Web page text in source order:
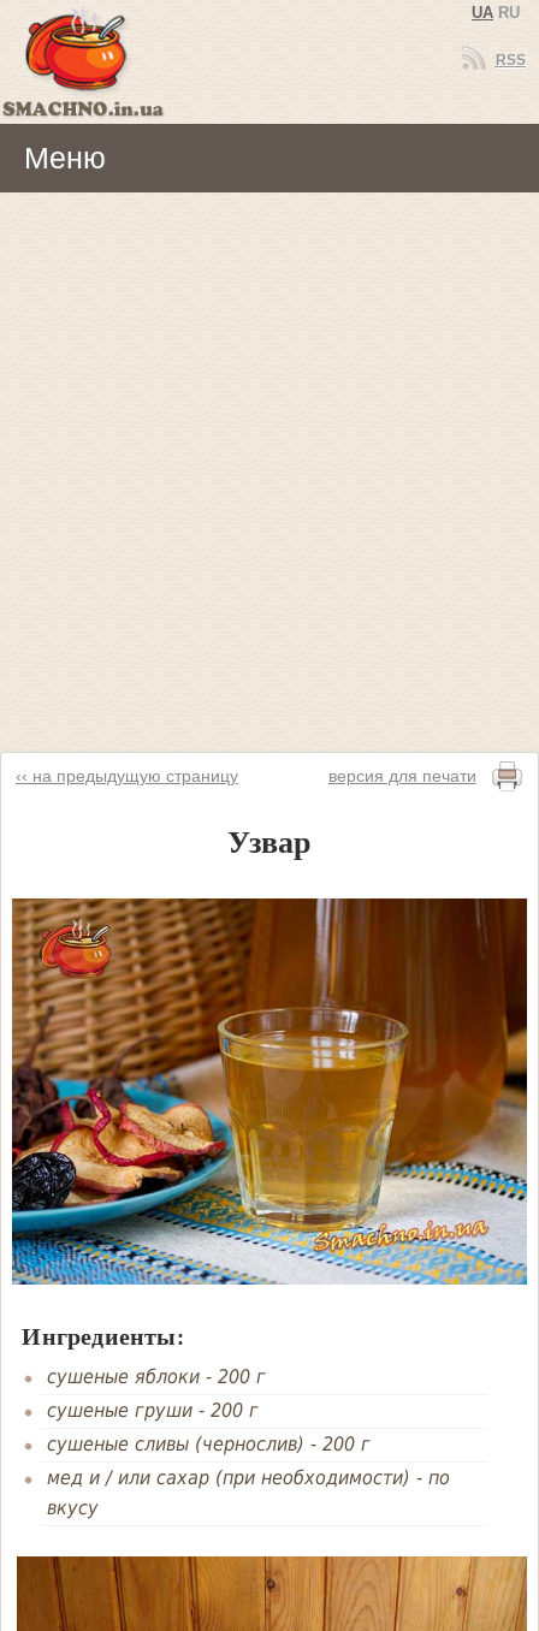
RSS
Меню
‹‹ на предыдущую страницу версия для печати
Узвар
Ингредиенты:
сушеные яблоки- 200 г
сушеные груши- 200 г
сушеные сливы (чернослив) - 200 г
мед и / или сахар (при необходимости) - по
вкусу
UA RU